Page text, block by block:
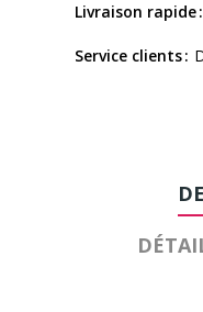
Livraison rapide
Service clients